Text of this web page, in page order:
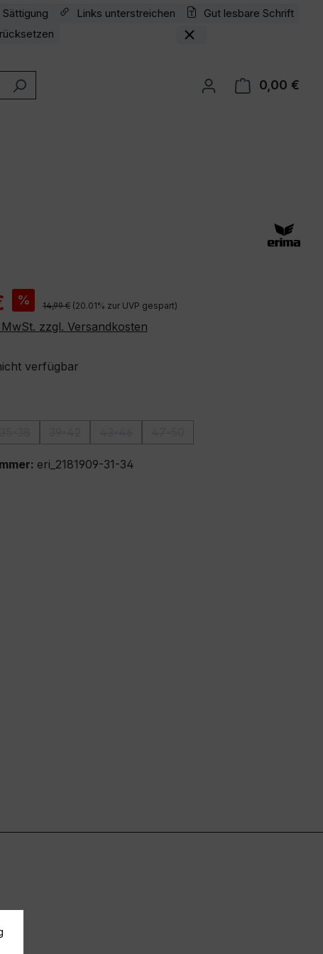
Sättigung Links unterstreichen
Gut lesbare Schrift
0,00 €
% Regulärer Preis:
14,99 € (20.01% zur UVP gespart)
zzgl. Versandkosten
verfügbar
ist zurzeit nicht verfügbar.)
eri_2181909-31-34